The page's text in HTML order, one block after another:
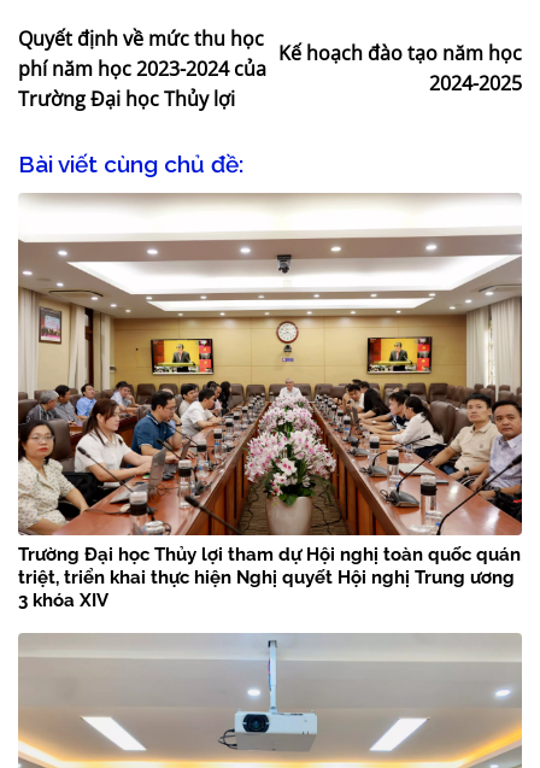
Quyết định về mức thu học
phí năm học 2023-2024 của
Trường Đại học Thủy lợi
Kế hoạch đào tạo năm học
2024-2025
Bài viết cùng chủ đề:
Trường Đại học Thủy lợi tham dự Hội nghị toàn quốc quán
triệt, triển khai thực hiện Nghị quyết Hội nghị Trung ương
3 khóa XIV